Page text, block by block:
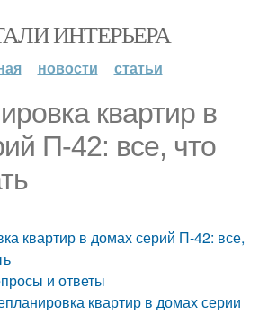
ИНТЕРЬЕРА
новости статьи
квартир в
П-42: все, что
квартир в домах серий П-42: все,
и ответы
квартир в домах серии